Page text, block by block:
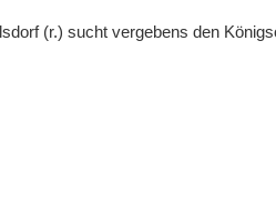
(r.) sucht vergebens den